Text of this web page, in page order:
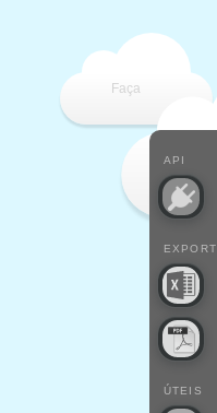
Faça
API
EXPORT
ÚTEIS